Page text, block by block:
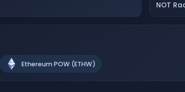
NOT
Ethereum POW (ETHW)